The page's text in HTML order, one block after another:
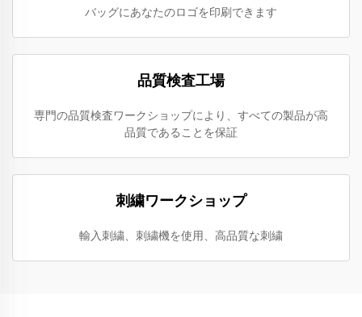
バッグにあなたのロゴを印刷できます
品質検査工場
専門の品質検査ワークショップにより、すべての製品が高
品質であることを保証
刺繍ワークショップ
輸入刺繍、刺繍機を使用、高品質な刺繍